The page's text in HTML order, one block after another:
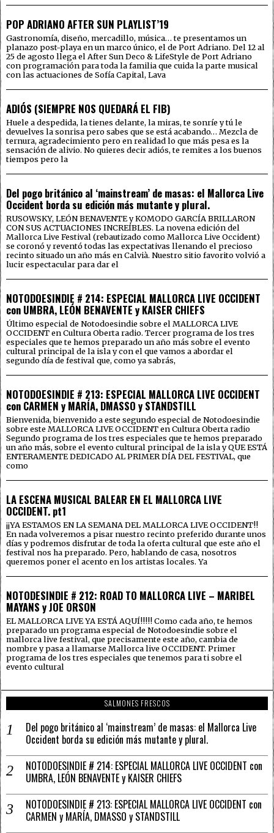
POP ADRIANO AFTER SUN PLAYLIST’19
Gastronomía, diseño, mercadillo, música… te presentamos un
planazo post-playa en un marco único, el de Port Adriano. Del 12 al
25 de agosto llega el After Sun Deco & LifeStyle de Port Adriano
con programación para toda la familia que cuida la parte musical
con las actuaciones de Sofía Capital, Lava
ADIÓS (SIEMPRE NOS QUEDARÁ EL FIB)
Huele a despedida, la tienes delante, la miras, te sonríe y tú le
devuelves la sonrisa pero sabes que se está acabando… Mezcla de
ternura, agradecimiento pero en realidad lo que más pesa es la
sensación de alivio. No quieres decir adiós, te remites a los buenos
tiempos pero la
Del pogo británico al ‘mainstream’ de masas: el Mallorca Live
Occident borda su edición más mutante y plural.
RUSOWSKY, LEÓN BENAVENTE y KOMODO GARCÍA BRILLARON
CON SUS ACTUACIONES INCREÍBLES. La novena edición del
Mallorca Live Festival (rebautizado como Mallorca Live Occident)
se coronó y reventó todas las expectativas llenando el precioso
recinto situado un año más en Calvià. Nuestro sitio favorito volvió a
lucir espectacular para dar el
NOTODOESINDIE # 214: ESPECIAL MALLORCA LIVE OCCIDENT
con UMBRA, LEÓN BENAVENTE y KAISER CHIEFS
Último especial de Notodoesindie sobre el MALLORCA LIVE
OCCIDENT en Cultura Oberta radio. Tercer programa de los tres
especiales que te hemos preparado un año más sobre el evento
cultural principal de la isla y con el que vamos a abordar el
segundo día de festival que, como ya sabrás,
NOTODOESINDIE # 213: ESPECIAL MALLORCA LIVE OCCIDENT
con CARMEN y MARÍA, DMASSO y STANDSTILL
Bienvenida, bienvenido a este segundo especial de Notodoesindie
sobre este MALLORCA LIVE OCCIDENT en Cultura Oberta radio
Segundo programa de los tres especiales que te hemos preparado
un año más, sobre el evento cultural principal de la isla y QUE ESTÁ
ENTERAMENTE DEDICADO AL PRIMER DÍA DEL FESTIVAL, que
como
LA ESCENA MUSICAL BALEAR EN EL MALLORCA LIVE
OCCIDENT. pt1
¡¡YA ESTAMOS EN LA SEMANA DEL MALLORCA LIVE OCCIDENT!!
En nada volveremos a pisar nuestro recinto preferido durante unos
días y podremos disfrutar de toda la oferta cultural que este año el
festival nos ha preparado. Pero, hablando de casa, nosotros
queremos poner el acento en los artistas locales. Ya
NOTODESINDIE # 212: ROAD TO MALLORCA LIVE – MARIBEL
MAYANS y JOE ORSON
EL MALLORCA LIVE YA ESTÁ AQUÍ!!!!! Como cada año, te hemos
preparado un programa especial de Notodoesindie sobre el
mallorca live festival, que precisamente este año, cambia de
nombre y pasa a llamarse Mallorca live OCCIDENT. Primer
programa de los tres especiales que tenemos para ti sobre el
evento cultural
SALMONES FRESCOS
Del pogo británico al ‘mainstream’ de masas: el Mallorca Live
Occident borda su edición más mutante y plural.
NOTODOESINDIE # 214: ESPECIAL MALLORCA LIVE OCCIDENT con
UMBRA, LEÓN BENAVENTE y KAISER CHIEFS
NOTODOESINDIE # 213: ESPECIAL MALLORCA LIVE OCCIDENT con
CARMEN y MARÍA, DMASSO y STANDSTILL